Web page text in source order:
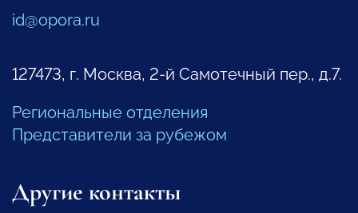
id@opora.ru
127473, г. Москва, 2-й Самотечный пер., д.7.
Региональные отделения
Представители за рубежом
Другие контакты